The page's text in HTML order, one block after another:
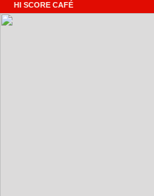
HI SCORE CAFÉ